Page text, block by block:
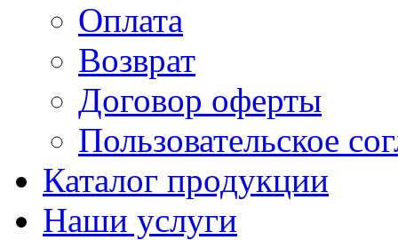
Оплата
Возврат
Договор оферты
Пользовательское
Каталог продукции
Наши услуги